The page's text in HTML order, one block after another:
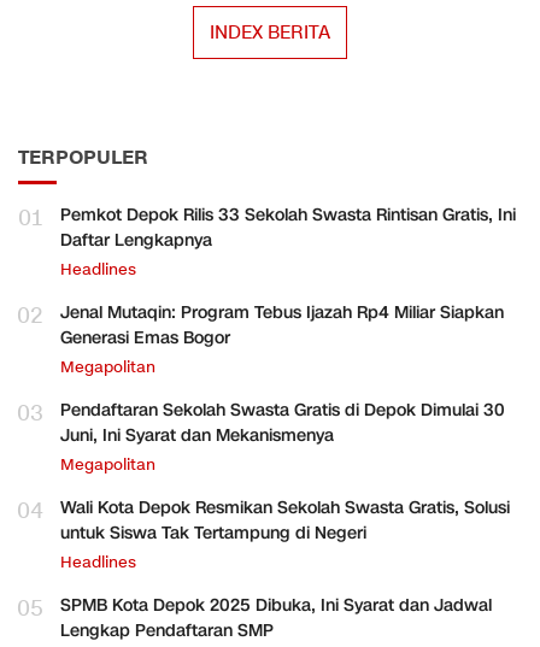
INDEX BERITA
TERPOPULER
01
Pemkot Depok Rilis 33 Sekolah Swasta Rintisan Gratis, Ini
Daftar Lengkapnya
Headlines
02
Jenal Mutaqin: Program Tebus Ijazah Rp4 Miliar Siapkan
Generasi Emas Bogor
Megapolitan
03
Pendaftaran Sekolah Swasta Gratis di Depok Dimulai 30
Juni, Ini Syarat dan Mekanismenya
Megapolitan
04
Wali Kota Depok Resmikan Sekolah Swasta Gratis, Solusi
untuk Siswa Tak Tertampung di Negeri
Headlines
05
SPMB Kota Depok 2025 Dibuka, Ini Syarat dan Jadwal
Lengkap Pendaftaran SMP